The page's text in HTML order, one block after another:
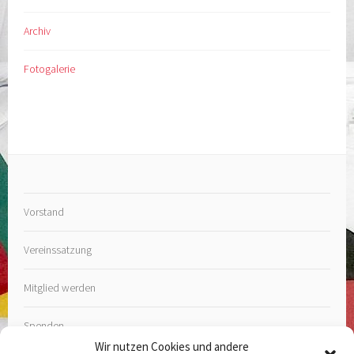
Wir nutzen Cookies und andere
Archiv
Fotogalerie
Vorstand
Vereinssatzung
Mitglied werden
Spenden